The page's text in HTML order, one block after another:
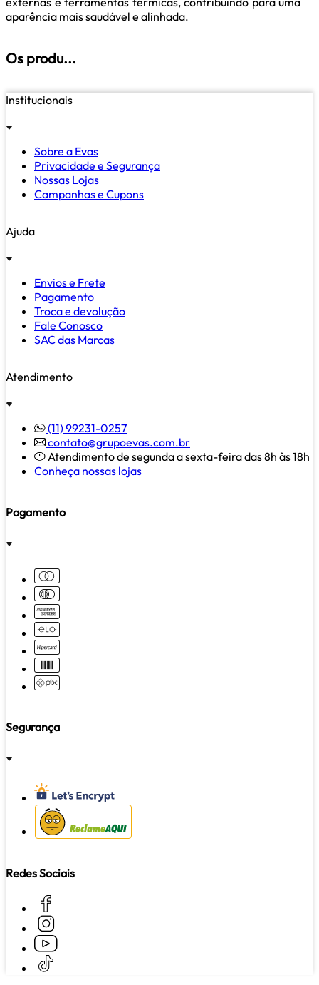
aparência mais saudável e alinhada.
Os produ...
Institucionais
Sobre a Evas
Privacidade e Segurança
Nossas Lojas
Campanhas e Cupons
Ajuda
Envios e Frete
Pagamento
Troca e devolução
Fale Conosco
SAC das Marcas
Atendimento
(11) 99231-0257
contato@grupoevas.com.br
Atendimento de segunda a sexta-feira das 8h às 18h
Conheça nossas lojas
Pagamento
Segurança
Redes Sociais